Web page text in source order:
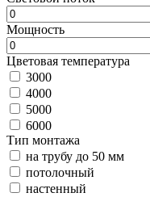
Мощность
Цветовая температура
3000
4000
5000
6000
Тип монтажа
на трубу до 50 мм
потолочный
настенный